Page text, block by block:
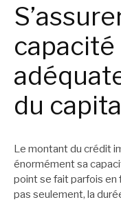
du
Le montant du crédit
énormément sa
point se fait parfois en
pas seulement, la